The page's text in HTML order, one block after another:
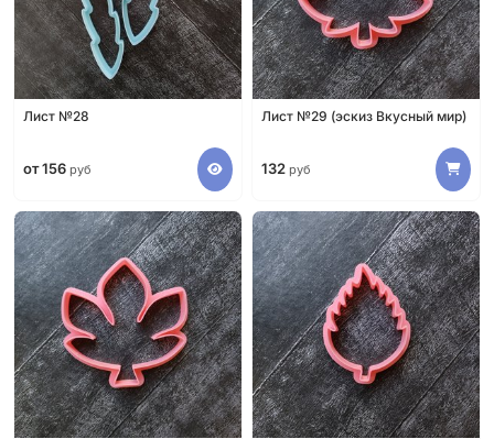
Лист №28
от 156 руб
Лист №29 (эскиз Вкусный мир)
132 руб